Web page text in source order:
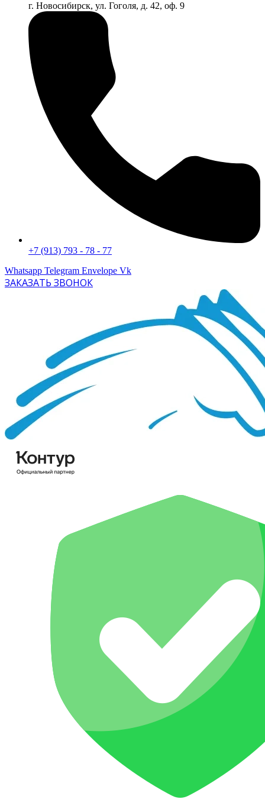
г. Новосибирск, ул. Гоголя, д. 42, оф. 9
+7 (913) 793 - 78 - 77
Whatsapp Telegram Envelope Vk
ЗАКАЗАТЬ ЗВОНОК